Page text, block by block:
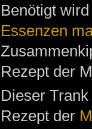
Benötigt
Essenzen
Rezept der
Dieser
Rezept der